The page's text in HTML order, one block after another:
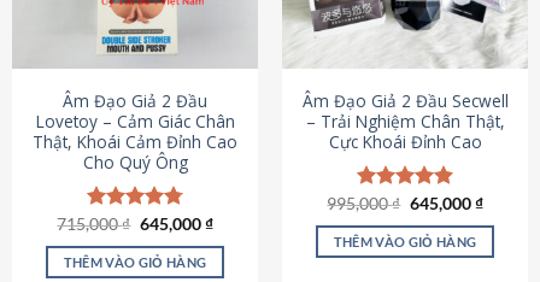
Âm Đạo Giả 2 Đầu
Lovetoy – Cảm Giác Chân
Thật, Khoái Cảm Đỉnh Cao
Cho Quý Ông
Được xếp
hạng4.79
5 sao
715,000₫ Giá
là:
715,000 ₫.
645,000₫Giá
tại
THÊM VÀO GIỎ HÀNG
Âm Đạo Giả 2 Đầu Secwell
– Trải Nghiệm Chân Thật,
Cực Khoái Đỉnh Cao
Được xếp
hạng4.88
5 sao
995,000₫ Giá
là:
995,000 ₫.
645,000₫Giá
tại
THÊM VÀO GIỎ HÀNG